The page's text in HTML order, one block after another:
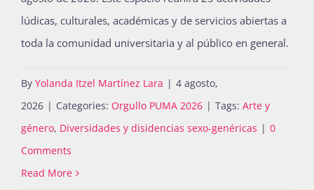
lúdicas, culturales, académicas y de servicios abiertas a
toda la comunidad universitaria y al público en general.
By Yolanda Itzel Martínez Lara | 4 agosto,
2026 | Categories: Orgullo PUMA 2026 | Tags: Arte y
género, Diversidades y disidencias sexo-genéricas | 0
Comments
Read More